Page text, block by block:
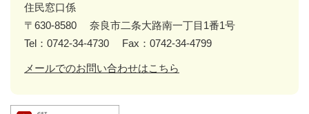
住民窓口係
〒630-8580
奈良市二条大路南一丁目1番1号
Tel：0742-34-4730
Fax：0742-34-4799
メールでのお問い合わせはこちら